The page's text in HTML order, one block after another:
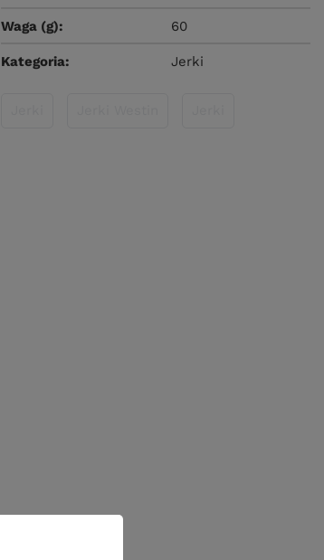
Waga (g) 60
Kategoria Jerki